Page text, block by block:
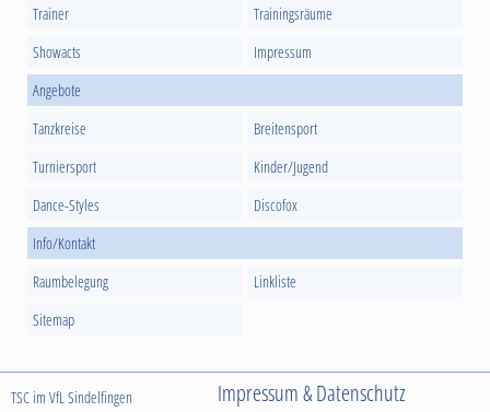
Trainer
Trainingsräume
Showacts
Impressum
Angebote
Tanzkreise
Breitensport
Turniersport
Kinder/Jugend
Dance-Styles
Discofox
Info/Kontakt
Raumbelegung
Linkliste
Sitemap
TSC im VfL Sindelfingen
Impressum & Datenschutz